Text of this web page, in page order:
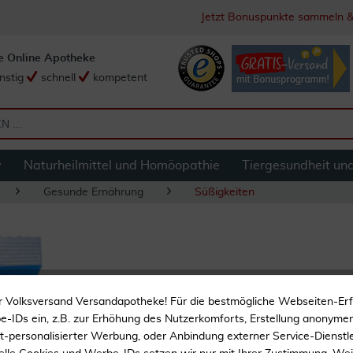
Jetzt Bonuspunkte sammeln
Online Apotheke
schnell kompetent
Naturheilmittel und Homöopathie Tiergesundheit
Gesunde Ernährung Süßigkeiten
Bloc
Versandapotheke! Für die bestmögliche Webseiten-
IDs ein, z.B. zur Erhöhung des Nutzerkomforts, Erstellung
personalisierter Werbung, oder Anbindung externer Service-